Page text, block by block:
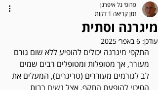
מיגרנה וסתית
פרופ׳ גל איפרגן
זמן קריאה 1 דקות
עודכן: 6 באפר׳ 2025
התקפי מיגרנה יכולים להופיע ללא שום גורם
מעורר, אך מטופלות ומטופלים רבים שמים
לב לגורמים מעוררים (טריגרים), המעלים את
הסיכוי להופעת התקף. אצל נשים רבות